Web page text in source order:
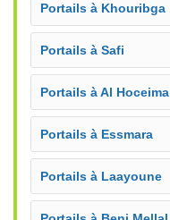
Portails à Khouribga
Portails à Safi
Portails à Al Hoceima
Portails à Essmara
Portails à Laayoune